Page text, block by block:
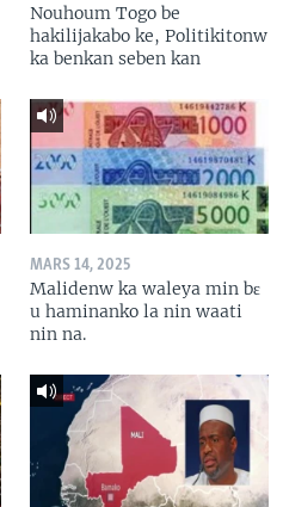
Nouhoum Togo be
hakilijakabo ke, Politikitonw
ka benkan seben kan
MARS 14, 2025
Malidenw ka waleya min bɛ
u haminanko la nin waati
nin na.